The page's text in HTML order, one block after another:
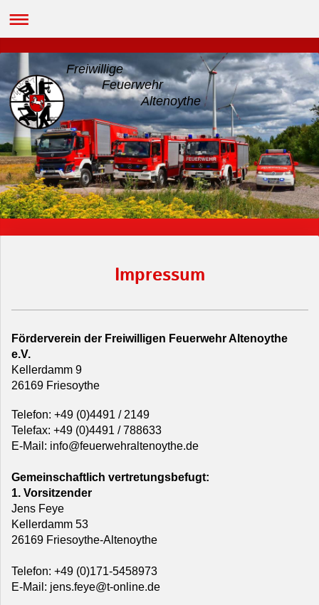
Freiwillige
Feuerwehr
Altenoythe
Impressum
Förderverein der Freiwilligen Feuerwehr Altenoythe
e.V.
Kellerdamm 9
26169 Friesoythe
Telefon: +49 (0)4491 / 2149
Telefax: +49 (0)4491 / 788633
E-Mail: info@feuerwehraltenoythe.de
Gemeinschaftlich vertretungsbefugt:
1. Vorsitzender
Jens Feye
Kellerdamm 53
26169 Friesoythe-Altenoythe
Telefon: +49 (0)171-5458973
E-Mail: jens.feye@t-online.de